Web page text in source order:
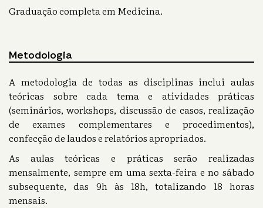
Graduação completa em Medicina.
Metodologia
A metodologia de todas as disciplinas inclui aulas
teóricas sobre cada tema e atividades práticas
(seminários, workshops, discussão de casos, realização
de exames complementares e procedimentos),
confecção de laudos e relatórios apropriados.
As aulas teóricas e práticas serão realizadas
mensalmente, sempre em uma sexta-feira e no sábado
subsequente, das 9h às 18h, totalizando 18 horas
mensais.